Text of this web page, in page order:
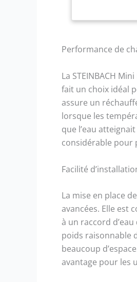
Performance de
La STEINBACH
fait un choix idéal
assure un
lorsque les
que l’eau
considérable pour
Facilité
La mise en place
avancées. Elle est
à un raccord
poids raisonnable
beaucoup
avantage pour les